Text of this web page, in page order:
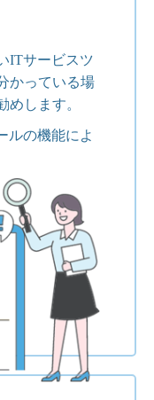
ITサービスツ
かっている場
めします。
ルの機能によ